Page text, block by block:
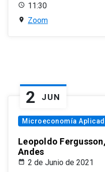
11:30
Zoom
2 JUN
Microeconomía
Leopoldo
Andes
2 de Junio de 2021